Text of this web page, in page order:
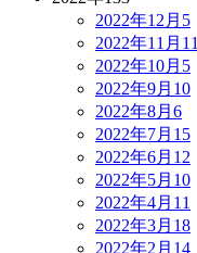
2022年12月 5
2022年11月 11
2022年10月 5
2022年9月 10
2022年8月 6
2022年7月 15
2022年6月 12
2022年5月 10
2022年4月 11
2022年3月 18
2022年2月 14